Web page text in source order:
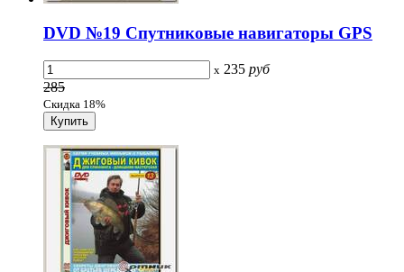
DVD №19 Спутниковые навигаторы GPS
x 235 руб
285
Скидка 18%